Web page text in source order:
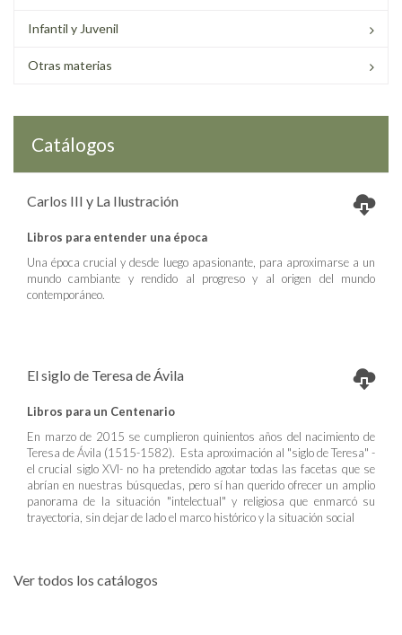
Infantil y Juvenil
Otras materias
Catálogos
Carlos III y La Ilustración
Libros para entender una época
Una época crucial y desde luego apasionante, para aproximarse a un
mundo cambiante y rendido al progreso y al origen del mundo
contemporáneo.
El siglo de Teresa de Ávila
Libros para un Centenario
En marzo de 2015 se cumplieron quinientos años del nacimiento de
Teresa de Ávila (1515-1582). Esta aproximación al "siglo de Teresa" -
el crucial siglo XVI- no ha pretendido agotar todas las facetas que se
abrían en nuestras búsquedas, pero sí han querido ofrecer un amplio
panorama de la situación "intelectual" y religiosa que enmarcó su
trayectoria, sin dejar de lado el marco histórico y la situación social
Ver todos los catálogos